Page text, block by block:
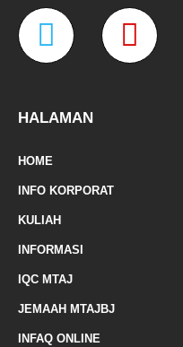
b
-
e
W
a
e
M
a
HALAMAN
HOME
INFO KORPORAT
KULIAH
INFORMASI
IQC MTAJ
JEMAAH MTAJBJ
INFAQ ONLINE